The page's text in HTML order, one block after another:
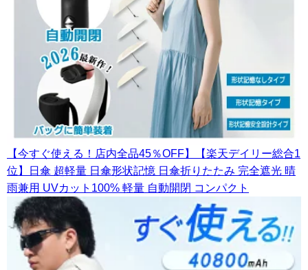
【今すぐ使える！店内全品45％OFF】【楽天デイリー総合1
位】日傘 超軽量 日傘形状記憶 日傘折りたたみ 完全遮光 晴
雨兼用 UVカット100% 軽量 自動開閉 コンパクト